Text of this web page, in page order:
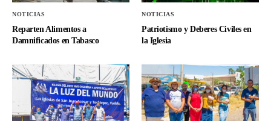
NOTICIAS
Reparten Alimentos a
Damnificados en Tabasco
NOTICIAS
Patriotismo y Deberes Civiles en
la Iglesia